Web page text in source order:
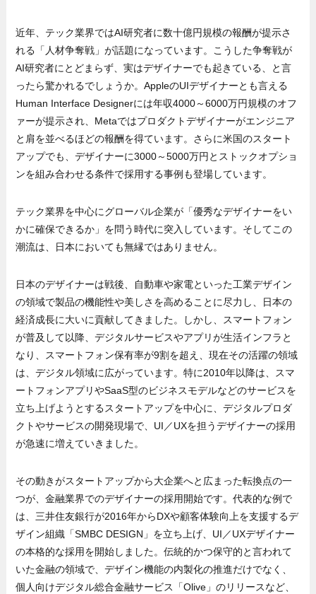
近年、テック業界ではAI研究者に数十億円規模の報酬が提示さ
れる「人材争奪戦」が話題になっています。こうした争奪戦が
AI研究者にとどまらず、実はデザイナーでも起きている、と言
ったら驚かれるでしょうか。AppleのUIデザイナーとも言える
Human Interface Designerには年収4000～6000万円規模のオフ
ァーが提示され、Metaではプロダクトデザイナーがエンジニア
と肩を並べるほどの報酬を得ています。さらに米国のスタート
アップでも、デザイナーに3000～5000万円とストックオプショ
ンを組み合わせる条件で採用する事例も登場しています。
テック業界を中心にグローバル企業が「優秀なデザイナーをい
かに確保できるか」を問う時代に突入しています。そしてこの
潮流は、日本においても無縁ではありません。
日本のデザイナーは戦後、自動車や家電といった工業デザイン
の領域で製品の機能性や美しさを高めることに尽力し、日本の
経済成長に大いに貢献してきました。しかし、スマートフォン
が普及して以降、デジタルサービスやアプリが生活インフラと
なり、スマートフォン保有率が9割を超え、現在その活躍の領域
は、デジタル領域に広がっています。特に2010年以降は、スマ
ートフォンアプリやSaaS型のビジネスモデルなどのサービスを
立ち上げようとするスタートアップを中心に、デジタルプロダ
クトやサービスの開発現場で、UI／UXを担うデザイナーの採用
が急速に増えていきました。
その動きがスタートアップから大企業へと広まった転換点の一
つが、金融業界でのデザイナーの採用開始です。代表的な例で
は、三井住友銀行が2016年からDXや顧客体験向上を支援するデ
ザイン組織「SMBC DESIGN」を立ち上げ、UI／UXデザイナー
の本格的な採用を開始しました。伝統的かつ保守的と言われて
いた金融の領域で、デザイン機能の内製化の推進だけでなく、
個人向けデジタル総合金融サービス「Olive」のリリースなど、